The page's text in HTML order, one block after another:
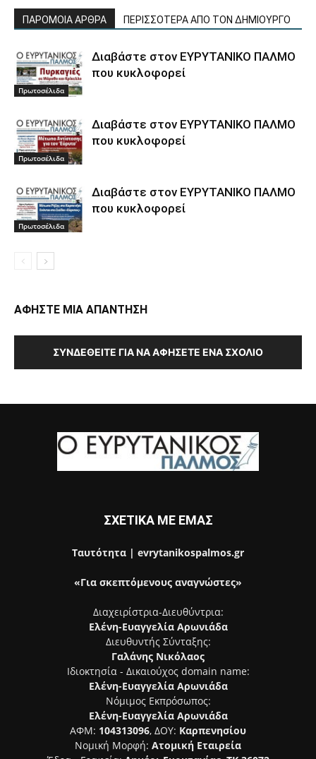
ΠΑΡΟΜΟΙΑ ΑΡΘΡΑ ΠΕΡΙΣΣΟΤΕΡΑ ΑΠΟ ΤΟΝ ΔΗΜΙΟΥΡΓΟ
Πρωτοσέλιδα
Διαβάστε στον ΕΥΡΥΤΑΝΙΚΟ ΠΑΛΜΟ
που κυκλοφορεί
Πρωτοσέλιδα
Διαβάστε στον ΕΥΡΥΤΑΝΙΚΟ ΠΑΛΜΟ
που κυκλοφορεί
Πρωτοσέλιδα
Διαβάστε στον ΕΥΡΥΤΑΝΙΚΟ ΠΑΛΜΟ
που κυκλοφορεί
ΑΦΗΣΤΕ ΜΙΑ ΑΠΑΝΤΗΣΗ
ΣΥΝΔΕΘΕΊΤΕ ΓΙΑ ΝΑ ΑΦΉΣΕΤΕ ΈΝΑ ΣΧΌΛΙΟ
ΣΧΕΤΙΚΑ ΜΕ ΕΜΑΣ
Ταυτότητα | evrytanikospalmos.gr
«Για σκεπτόμενους αναγνώστες»
Διαχειρίστρια-Διευθύντρια:
Ελένη-Ευαγγελία Αρωνιάδα
Διευθυντής Σύνταξης:
Γαλάνης Νικόλαος
Ιδιοκτησία - Δικαιούχος domain name:
Ελένη-Ευαγγελία Αρωνιάδα
Νόμιμος Εκπρόσωπος:
Ελένη-Ευαγγελία Αρωνιάδα
ΑΦΜ: 104313096, ΔΟΥ: Καρπενησίου
Νομική Μορφή: Ατομική Εταιρεία